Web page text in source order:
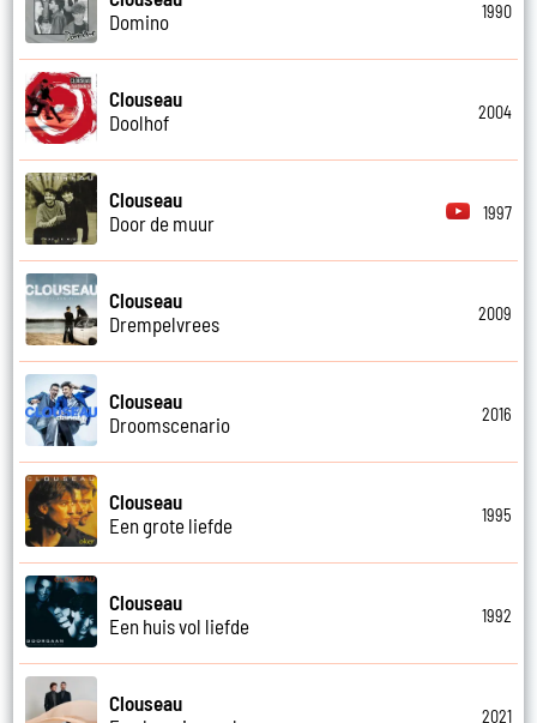
Domino
1990
Clouseau
Doolhof
2004
Clouseau
Door de muur
1997
Clouseau
Drempelvrees
2009
Clouseau
Droomscenario
2016
Clouseau
Een grote liefde
1995
Clouseau
Een huis vol liefde
1992
Clouseau
2021